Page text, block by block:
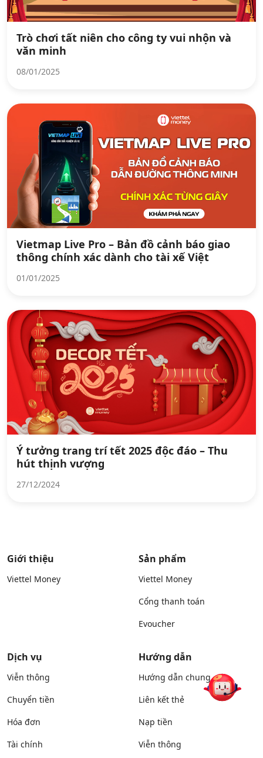
Trò chơi tất niên cho công ty vui nhộn và
văn minh
08/01/2025
Vietmap Live Pro – Bản đồ cảnh báo giao
thông chính xác dành cho tài xế Việt
01/01/2025
Ý tưởng trang trí tết 2025 độc đáo – Thu
hút thịnh vượng
27/12/2024
Giới thiệu
Viettel Money
Sản phẩm
Viettel Money
Cổng thanh toán
Evoucher
Dịch vụ
Viễn thông
Chuyển tiền
Hóa đơn
Tài chính
Hướng dẫn
Hướng dẫn chung
Liên kết thẻ
Nạp tiền
Viễn thông